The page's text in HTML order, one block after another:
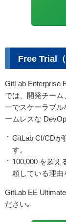
Free Trial
GitLab Enterprise
では、開発チー
一でスケーラブル
ームレスな
GitLab CI/CDが
す。
100,000 を超え
頼している理由
GitLab EE
ださい｡